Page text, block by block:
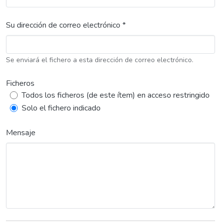
Su dirección de correo electrónico *
Se enviará el fichero a esta dirección de correo electrónico.
Ficheros
Todos los ficheros (de este ítem) en acceso restringido
Solo el fichero indicado
Mensaje